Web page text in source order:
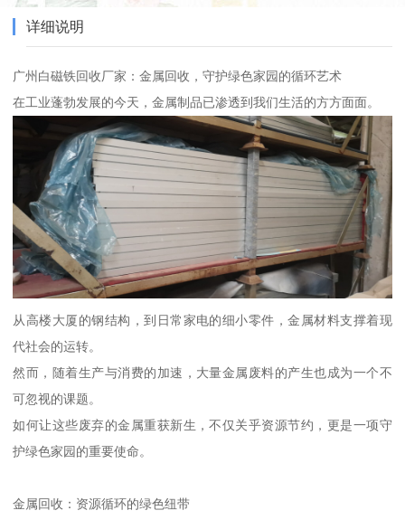
详细说明
广州白磁铁回收厂家：金属回收，守护绿色家园的循环艺术
在工业蓬勃发展的今天，金属制品已渗透到我们生活的方方面面。
从高楼大厦的钢结构，到日常家电的细小零件，金属材料支撑着现
代社会的运转。
然而，随着生产与消费的加速，大量金属废料的产生也成为一个不
可忽视的课题。
如何让这些废弃的金属重获新生，不仅关乎资源节约，更是一项守
护绿色家园的重要使命。
金属回收：资源循环的绿色纽带